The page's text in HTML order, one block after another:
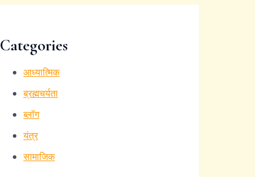
Categories
आध्यात्मिक
ब्रह्मचर्यता
ब्लॉग
यंत्र
सामाजिक